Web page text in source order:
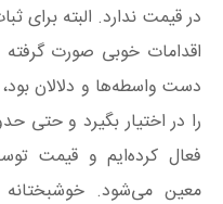
در قیمت ندارد. البته برای
اقدامات خوبی صورت
دست واسطه‌ها و دلالان بود،
را در اختیار بگیرد و
فعال کرده‌ایم و قیمت
معین می‌شود.